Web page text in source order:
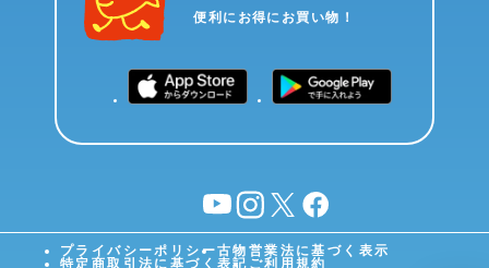
便利にお得にお買い物！
YouTubeinstagram
X facebook
プライバシーポリシー古物営業法に基づく表示
特定商取引法に基づく表記 ご利用規約